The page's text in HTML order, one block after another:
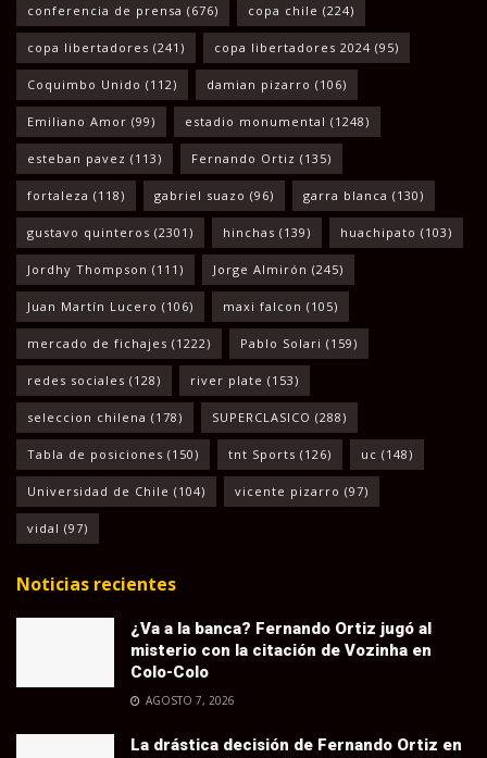
conferencia de prensa (676) copa chile (224)
copa libertadores (241) copa libertadores 2024 (95)
Coquimbo Unido (112) damian pizarro (106)
Emiliano Amor (99) estadio monumental (1248)
esteban pavez (113) Fernando Ortiz (135)
fortaleza (118) gabriel suazo (96) garra blanca (130)
gustavo quinteros (2301) hinchas (139) huachipato (103)
Jordhy Thompson (111) Jorge Almirón (245)
Juan Martín Lucero (106) maxi falcon (105)
mercado de fichajes (1222) Pablo Solari (159)
redes sociales (128) river plate (153)
seleccion chilena (178) SUPERCLASICO (288)
Tabla de posiciones (150) tnt Sports (126) uc (148)
Universidad de Chile (104) vicente pizarro (97)
vidal (97)
Noticias recientes
¿Va a la banca? Fernando Ortiz jugó al
misterio con la citación de Vozinha en
Colo-Colo
AGOSTO 7, 2026
La drástica decisión de Fernando Ortiz en